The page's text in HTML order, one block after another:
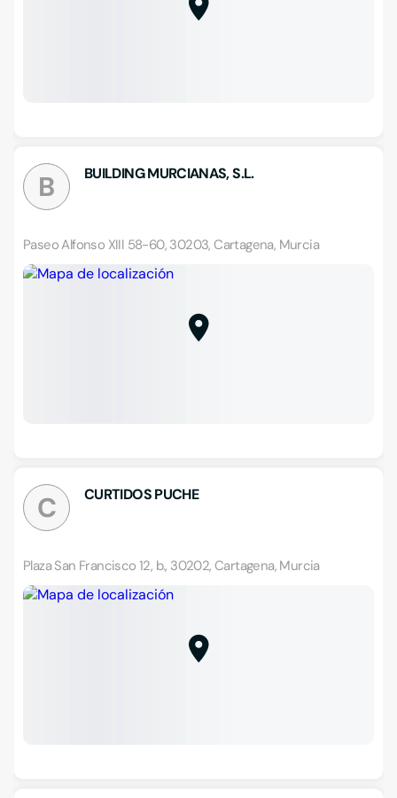
B BUILDING MURCIANAS, S.L.
Paseo Alfonso XIII 58-60, 30203, Cartagena, Murcia
C CURTIDOS PUCHE
Plaza San Francisco 12, b., 30202, Cartagena, Murcia